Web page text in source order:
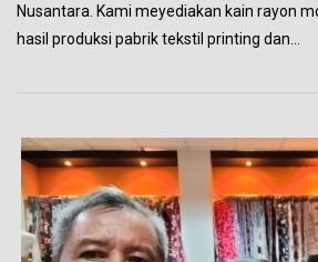
Nusantara. Kami meyediakan kain rayon
hasil produksi pabrik tekstil printing dan…